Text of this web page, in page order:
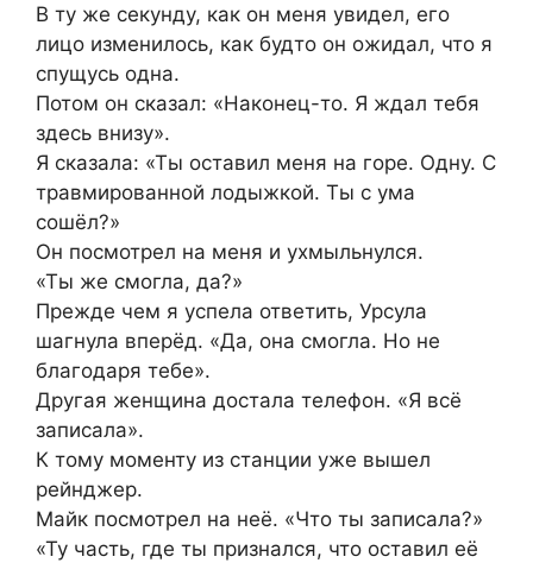
В ту же секунду, как он меня увидел, его
лицо изменилось, как будто он ожидал, что я
спущусь одна.
Потом он сказал: «Наконец-то. Я ждал тебя
здесь внизу».
Я сказала: «Ты оставил меня на горе. Одну. С
травмированной лодыжкой. Ты с ума
сошёл?»
Он посмотрел на меня и ухмыльнулся.
«Ты же смогла, да?»
Прежде чем я успела ответить, Урсула
шагнула вперёд. «Да, она смогла. Но не
благодаря тебе».
Другая женщина достала телефон. «Я всё
записала».
К тому моменту из станции уже вышел
рейнджер.
Майк посмотрел на неё. «Что ты записала?»
«Ту часть, где ты признался, что оставил её